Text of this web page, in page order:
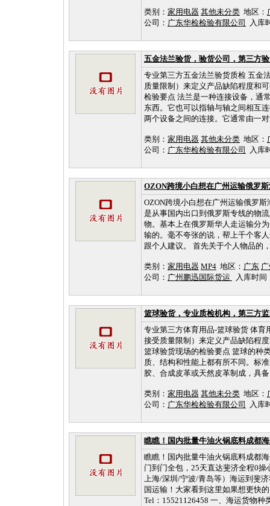
类别： 家用电器 其他未分类 地区：
公司： 广东华检检验有限公司 入库
五金法兰验货，验货公司，第三方
专业第三方五金法兰验货质检 五金
质量限制）来定义产品缺陷程度和
检验要点 法兰是一种连接设备，通
东西。它也可以指轴与轴之间相互
两个设备之间的连接。它通常由一
类别： 家用电器 其他未分类 地区：
公司： 广东华检检验有限公司 入库
OZON跨境小白想在广州运输俄罗
OZON跨境小白想在广州运输俄罗
是从事国内出口到俄罗斯专线的物
物。基本上在俄罗斯华人走运输分
输的。毫不夸张的说，帮上千个客
跟个人建议。 首先关于个人物品的
类别： 家用电器 MP4 地区： 广东
公司： 广州鹏迅国际货运 入库时间
篮球验货，专业质检机构，第三方
专业第三方体育用品-篮球验货 体育
接受质量限制）来定义产品缺陷程
篮球验货现场的检验要点 篮球的种
质、结构和性能上都有所不同。标
胶、合成皮革或天然皮革制成，具
类别： 家用电器 其他未分类 地区：
公司： 广东华检检验有限公司 入库
瞧瞧！国内批量牛油火锅底料成都
瞧瞧！国内批量牛油火锅底料成都
门到门全包，25天直达斐济全程0
上海/深圳/宁波/青岛等）海运到斐
国运输！大家看到这里如果想更快
Tel：15521126458 一、海运货物